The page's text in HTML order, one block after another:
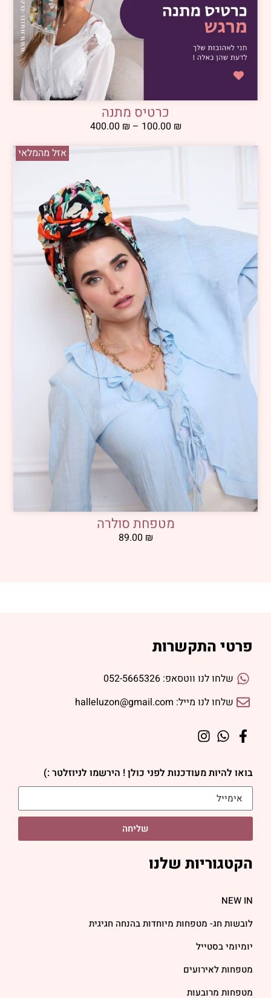
כרטיס מתנה
100.00 ₪
–
400.00 ₪
אזל מהמלאי
מטפחת סולרה
89.00 ₪
פרטי התקשרות
שלחו לנו ווטסאפ: 052-5665326
שלחו לנו מייל: halleluzon@gmail.com
בואו להיות מעודכנות לפני כולן ! הירשמו לניוזלטר :)
שליחה
הקטגוריות שלנו
NEW IN
לובשות חג- מטפחות מיוחדות בהנחה חגיגית
יומיומי בסטייל
מטפחות לאירועים
מטפחות מרובעות